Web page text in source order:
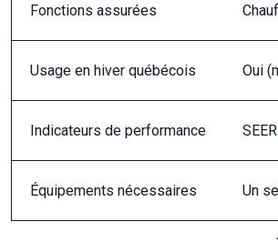
Fonctions assurées
Usage en hiver québécois Oui
Indicateurs de performance
Équipements nécessaires Un